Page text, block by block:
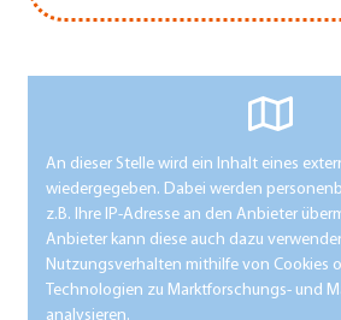
An dieser Stelle wird ein Inhalt eines
wiedergegeben. Dabei werden
z.B. Ihre IP-Adresse an den Anbieter
Anbieter kann diese auch dazu
Nutzungsverhalten mithilfe von Cookies
Technologien zu Marktforschungs- und
analysieren.